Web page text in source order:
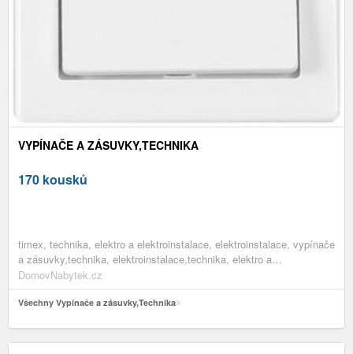
VYPÍNAČE A ZÁSUVKY,TECHNIKA
170 kousků
timex, technika, elektro a elektroinstalace, elektroinstalace, vypínače
a zásuvky,technika, elektroinstalace,technika, elektro a
elektroinstalace,technika
DomovNabytek.cz
Všechny Vypínače a zásuvky,Technika